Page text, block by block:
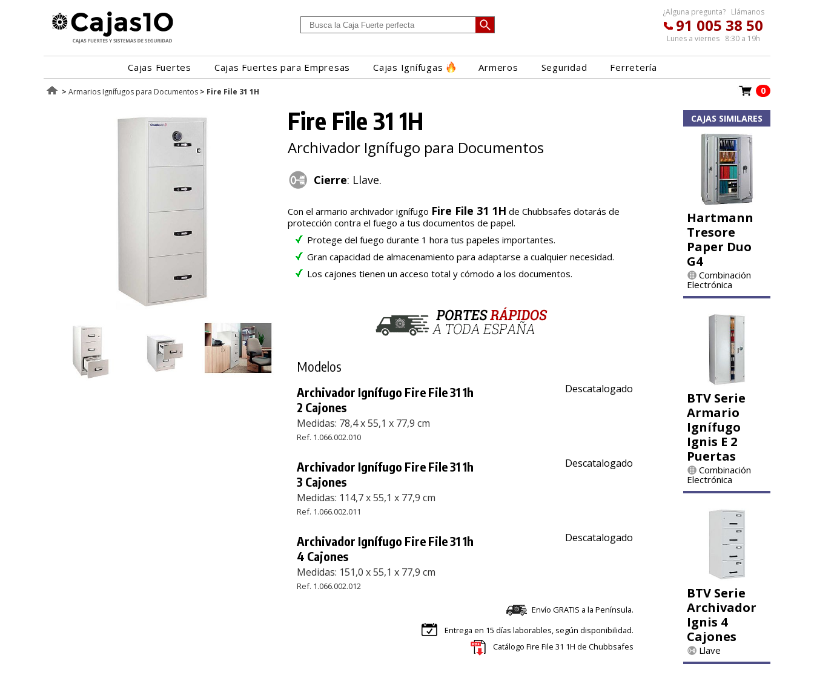
¿Alguna pregunta? Llámanos
91 005 38 50
Lunes a viernes 8:30 a 19h
Cajas Fuertes Cajas Fuertes para Empresas Cajas Ignífugas Armeros Seguridad Ferretería
> Armarios Ignífugos para Documentos > Fire File 31 1H 0
Fire File 31 1H
Archivador Ignífugo para Documentos
Cierre: Llave.
Con el armario archivador ignífugo Fire File 31 1H de Chubbsafes dotarás de
protección contra el fuego a tus documentos de papel.
Protege del fuego durante 1 hora tus papeles importantes.
Gran capacidad de almacenamiento para adaptarse a cualquier necesidad.
Los cajones tienen un acceso total y cómodo a los documentos.
Modelos
Archivador Ignífugo Fire File 31 1h
2 Cajones
Medidas: 78,4 x 55,1 x 77,9 cm
Ref. 1.066.002.010
Descatalogado
Archivador Ignífugo Fire File 31 1h
3 Cajones
Medidas: 114,7 x 55,1 x 77,9 cm
Ref. 1.066.002.011
Descatalogado
Archivador Ignífugo Fire File 31 1h
4 Cajones
Medidas: 151,0 x 55,1 x 77,9 cm
Ref. 1.066.002.012
Descatalogado
Envío GRATIS a la Península.
Entrega en 15 días laborables, según disponibilidad.
Catálogo Fire File 31 1H de Chubbsafes
CAJAS SIMILARES
Hartmann
Tresore
Paper Duo
G4
Combinación
Electrónica
BTV Serie
Armario
Ignífugo
Ignis E 2
Puertas
Combinación
Electrónica
BTV Serie
Archivador
Ignis 4
Cajones
Llave